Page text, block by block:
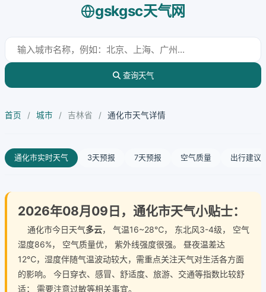
gskgsc天气网
查询天气
首页 / 城市 / 吉林省 / 通化市天气详情
通化市实时天气 3天预报 7天预报 空气质量 出行建议
2026年08月09日，通化市天气小贴士：
通化市今日天气多云， 气温16~28℃， 东北风3-4级， 空气
湿度86%， 空气质量优， 紫外线强度很强。 昼夜温差达
12℃，湿度伴随气温波动较大，需重点关注天气对生活各方面
的影响。 今日穿衣、感冒、舒适度、旅游、交通等指数比较舒
适； 需要注意过敏等相关事宜。